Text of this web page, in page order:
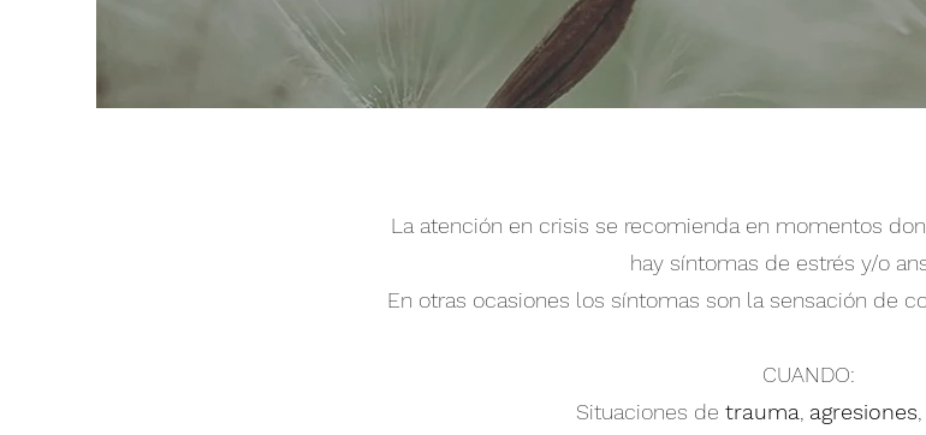
La atención en crisis se recomienda en momentos
hay síntomas de estrés y/o
En otras ocasiones los síntomas son la sensación de
CUANDO:
Situaciones de trauma agresiones,